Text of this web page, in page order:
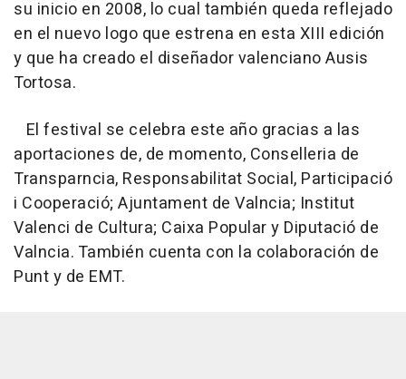
su inicio en 2008, lo cual también queda reflejado
en el nuevo logo que estrena en esta XIII edición
y que ha creado el diseñador valenciano Ausis
Tortosa.
El festival se celebra este año gracias a las
aportaciones de, de momento, Conselleria de
Transparncia, Responsabilitat Social, Participació
i Cooperació; Ajuntament de Valncia; Institut
Valenci de Cultura; Caixa Popular y Diputació de
Valncia. También cuenta con la colaboración de
Punt y de EMT.